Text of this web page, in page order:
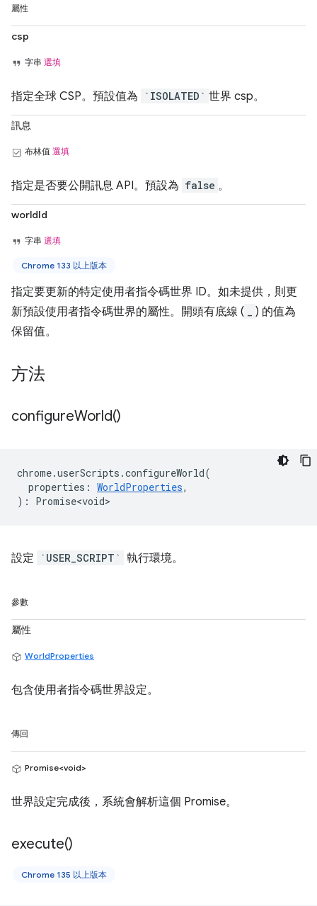
屬性
csp
字串 選填
指定全球 CSP。預設值為 `ISOLATED` 世界 csp。
訊息
布林值 選填
指定是否要公開訊息 API。預設為 false 。
worldId
字串 選填
Chrome 133 以上版本
指定要更新的特定使用者指令碼世界 ID。如未提供，則更
新預設使用者指令碼世界的屬性。開頭有底線 (
) 的值為
保留值。
方法
configureWorld()
chrome.userScripts .configureWorld(
properties : WorldProperties,
) : Promise<void>
設定 `USER_SCRIPT` 執行環境。
參數
屬性
WorldProperties
包含使用者指令碼世界設定。
傳回
Promise<void>
世界設定完成後，系統會解析這個 Promise。
execute()
Chrome 135 以上版本